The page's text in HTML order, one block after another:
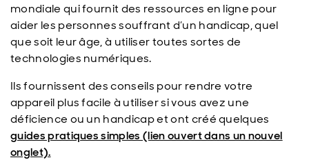
mondiale qui fournit des ressources en ligne pour
aider les personnes souffrant d’un handicap, quel
que soit leur âge, à utiliser toutes sortes de
technologies numériques.
Ils fournissent des conseils pour rendre votre
appareil plus facile à utiliser si vous avez une
déficience ou un handicap et ont créé quelques
guides pratiques simples (lien ouvert dans un nouvel
onglet).